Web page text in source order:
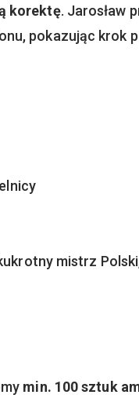
korektę. Jarosław
pokazując krok
mistrz
min. 100 sztuk